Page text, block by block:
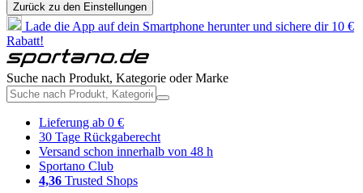
Zurück zu den Einstellungen
Lade die App auf dein Smartphone herunter und sichere dir 10 €
Rabatt!
Suche nach Produkt, Kategorie oder Marke
Lieferung ab 0 €
30 Tage Rückgaberecht
Versand schon innerhalb von 48 h
Sportano Club
4,36 Trusted Shops